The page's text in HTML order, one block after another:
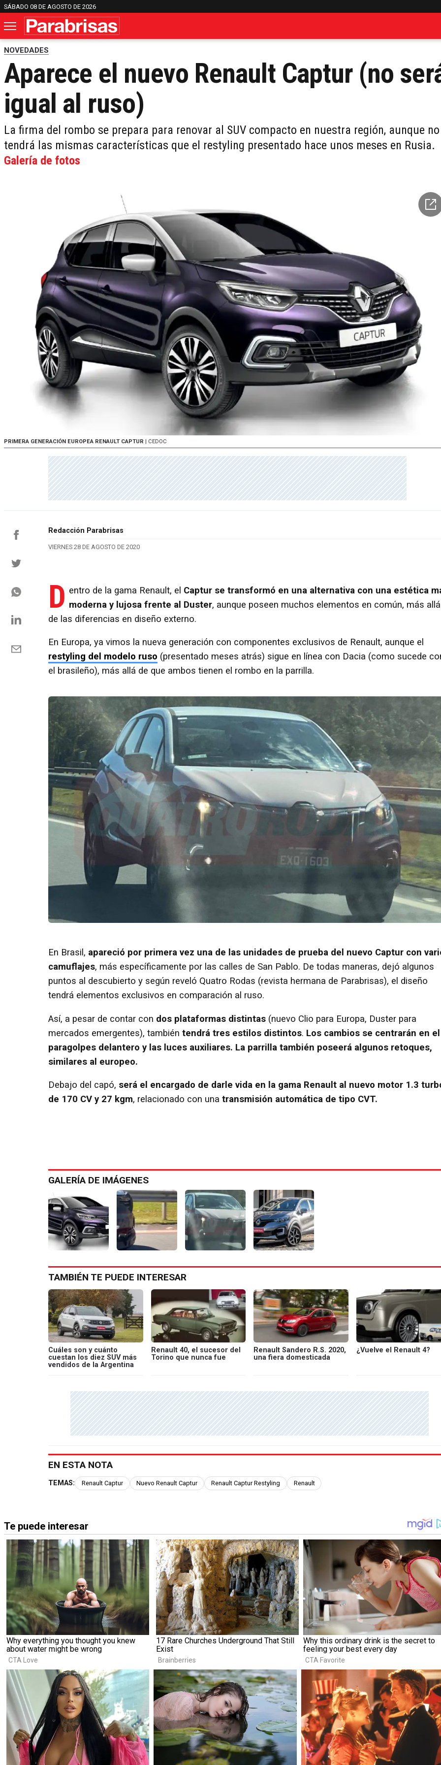
SÁBADO 08 DE AGOSTO DE 2026
NOVEDADES
Aparece el nuevo Renault Captur (no
igual al ruso)
La firma del rombo se prepara para renovar al SUV compacto en nuestra región, aunque no
tendrá las mismas características que el restyling presentado hace unos meses en Rusia.
Galería de fotos
PRIMERA GENERACIÓN EUROPEA RENAULT CAPTUR | CEDOC
Redacción Parabrisas
VIERNES 28 DE AGOSTO DE 2020
D entro de la gama Renault, el Captur se transformó en una alternativa con una estética
moderna y lujosa frente al Duster, aunque poseen muchos elementos en común, más allá
de las diferencias en diseño externo.
En Europa, ya vimos la nueva generación con componentes exclusivos de Renault, aunque el
restyling del modelo ruso (presentado meses atrás) sigue en línea con Dacia (como sucede
el brasileño), más allá de que ambos tienen el rombo en la parrilla.
En Brasil, apareció por primera vez una de las unidades de prueba del nuevo Captur con
camuflajes, más específicamente por las calles de San Pablo. De todas maneras, dejó algunos
puntos al descubierto y según reveló Quatro Rodas (revista hermana de Parabrisas), el diseño
tendrá elementos exclusivos en comparación al ruso.
Así, a pesar de contar con dos plataformas distintas (nuevo Clio para Europa, Duster para
mercados emergentes), también tendrá tres estilos distintos. Los cambios se centrarán en el
paragolpes delantero y las luces auxiliares. La parrilla también poseerá algunos retoques,
similares al europeo.
Debajo del capó, será el encargado de darle vida en la gama Renault al nuevo motor 1.3
de 170 CV y 27 kgm, relacionado con una transmisión automática de tipo CVT.
GALERÍA DE IMÁGENES
TAMBIÉN TE PUEDE INTERESAR
Cuáles son y cuánto
cuestan los diez SUV más
vendidos de la Argentina
Renault 40, el sucesor del
Torino que nunca fue
Renault Sandero R.S. 2020,
una fiera domesticada
¿Vuelve el Renault 4?
EN ESTA NOTA
TEMAS: Renault Captur Nuevo Renault Captur Renault Captur Restyling Renault